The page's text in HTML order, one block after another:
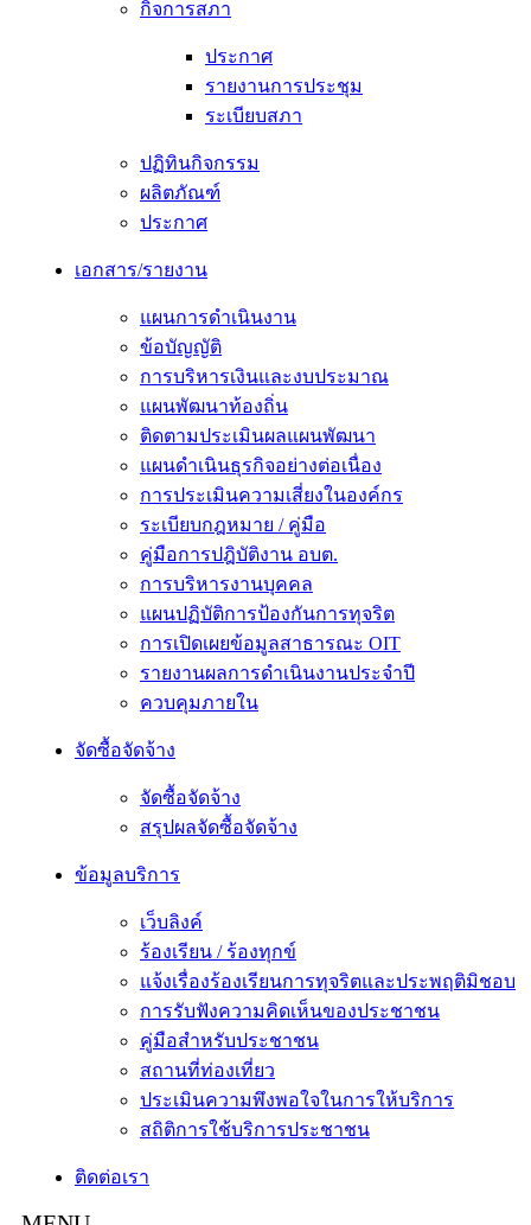
กิจการสภา
ประกาศ
รายงานการประชุม
ระเบียบสภา
ปฏิทินกิจกรรม
ผลิตภัณฑ์
ประกาศ
เอกสาร/รายงาน
แผนการดำเนินงาน
ข้อบัญญัติ
การบริหารเงินและงบประมาณ
แผนพัฒนาท้องถิ่น
ติดตามประเมินผลแผนพัฒนา
แผนดำเนินธุรกิจอย่างต่อเนื่อง
การประเมินความเสี่ยงในองค์กร
ระเบียบกฎหมาย / คู่มือ
คู่มือการปฎิบัติงาน อบต.
การบริหารงานบุคคล
แผนปฏิบัติการป้องกันการทุจริต
การเปิดเผยข้อมูลสาธารณะ OIT
รายงานผลการดำเนินงานประจำปี
ควบคุมภายใน
จัดซื้อจัดจ้าง
จัดซื้อจัดจ้าง
สรุปผลจัดซื้อจัดจ้าง
ข้อมูลบริการ
เว็บลิงค์
ร้องเรียน / ร้องทุกข์
แจ้งเรื่องร้องเรียนการทุจริตและประพฤติมิชอบ
การรับฟังความคิดเห็นของประชาชน
คู่มือสำหรับประชาชน
สถานที่ท่องเที่ยว
ประเมินความพึงพอใจในการให้บริการ
สถิติการใช้บริการประชาชน
ติดต่อเรา